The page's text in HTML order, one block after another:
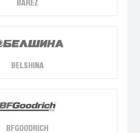
BAREZ
BELSHINA
BFGOODRICH